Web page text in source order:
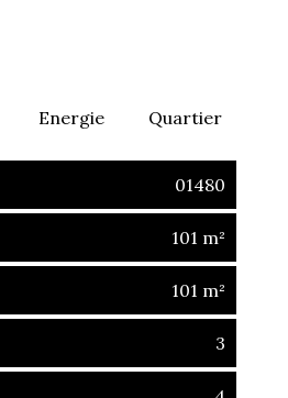
Energie Quartier
01480
101 m²
101 m²
3